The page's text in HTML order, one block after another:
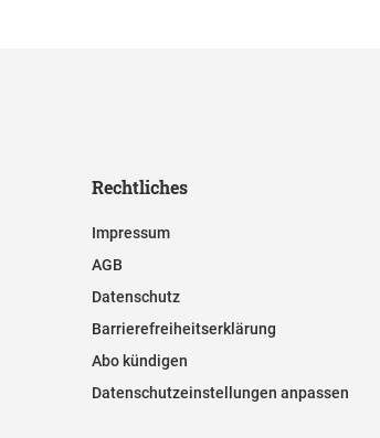
Rechtliches
Impressum
AGB
Datenschutz
Barrierefreiheitserklärung
Abo kündigen
Datenschutzeinstellungen anpassen